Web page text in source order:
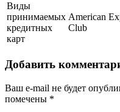
Виды
принимаемых
кредитных
карт
American
Club
Добавить
Ваш e-mail не будет
помечены *